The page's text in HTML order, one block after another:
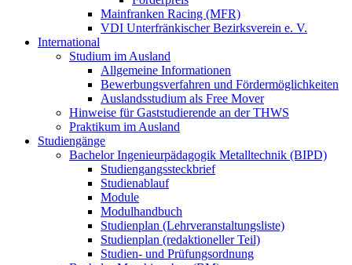
Mainfranken Racing (MFR)
VDI Unterfränkischer Bezirksverein e. V.
International
Studium im Ausland
Allgemeine Informationen
Bewerbungsverfahren und Fördermöglichkeiten
Auslandsstudium als Free Mover
Hinweise für Gaststudierende an der THWS
Praktikum im Ausland
Studiengänge
Bachelor Ingenieurpädagogik Metalltechnik (BIPD)
Studiengangssteckbrief
Studienablauf
Module
Modulhandbuch
Studienplan (Lehrveranstaltungsliste)
Studienplan (redaktioneller Teil)
Studien- und Prüfungsordnung